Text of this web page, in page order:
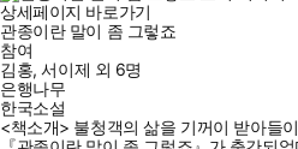
상세페이지 바로가기
관종이란 말이 좀 그렇죠
참여
김홍,서이제 외 6명
은행나무
한국소설
<책소개> 불청객의 삶을 기꺼이 받아들